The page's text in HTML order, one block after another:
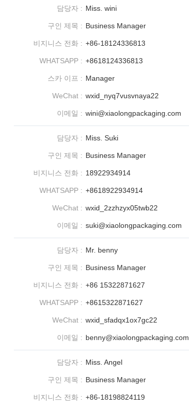
담당자 : Miss. wini
구인 제목 : Business Manager
비지니스 전화 : +86-18124336813
WHATSAPP : +8618124336813
스카 이프 : Manager
WeChat : wxid_nyq7vusvnaya22
이메일 : wini@xiaolongpackaging.com
담당자 : Miss. Suki
구인 제목 : Business Manager
비지니스 전화 : 18922934914
WHATSAPP : +8618922934914
WeChat : wxid_2zzhzyx05twb22
이메일 : suki@xiaolongpackaging.com
담당자 : Mr. benny
구인 제목 : Business Manager
비지니스 전화 : +86 15322871627
WHATSAPP : +8615322871627
WeChat : wxid_sfadqx1ox7gc22
이메일 : benny@xiaolongpackaging.com
담당자 : Miss. Angel
구인 제목 : Business Manager
비지니스 전화 : +86-18198824119